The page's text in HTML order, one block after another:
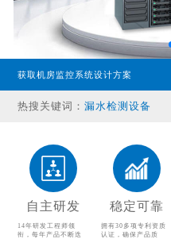
获取机房监控系统设计方案
热搜关键词：
专业型主机
漏水检测设备
配电监控设备
气体监控设备
其他配件产品
自主研发
14年研发工程师领
衔，每年产品不断迭
稳定可靠
拥有30多项专利资质
认证，确保产品质